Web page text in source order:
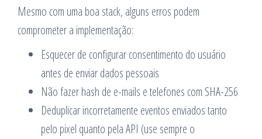
Mesmo com uma boa stack, alguns erros podem
comprometer a implementação:
Esquecer de configurar consentimento do usuário
antes de enviar dados pessoais
Não fazer hash de e-mails e telefones com SHA-256
Deduplicar incorretamente eventos enviados tanto
pelo pixel quanto pela API (use sempre o